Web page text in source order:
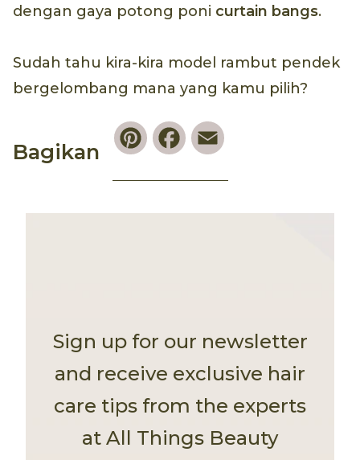
dengan gaya potong poni curtain bangs.
Sudah tahu kira-kira model rambut pendek
bergelombang mana yang kamu pilih?
Bagikan
PinterestFacebook
Sign up for our newsletter
and receive exclusive hair
care tips from the experts
at All Things Beauty